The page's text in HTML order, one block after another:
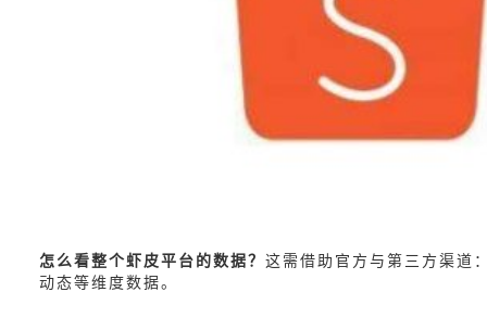
怎么看整个虾皮平台的数据？ 这需借助官方与第三方渠道
动态等维度数据。